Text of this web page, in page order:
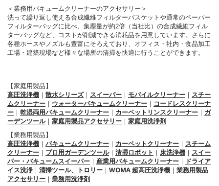
＜業務用バキュームクリーナーのアクセサリー＞
洗って繰り返し使える合成繊維フィルターバスケットや通常のペーパー
フィルターバッグに比べ、集塵量が約2倍（当社比）の合成繊維フィル
ターバッグなど、コストが削減できる消耗品を用意しています。さらに
各種ホースやノズルも豊富にそろえており、オフィス・社内・食品加工
工場・建築現場など様々な場所の清掃を快適に行うことができます。
【家庭用製品】
高圧洗浄機 ｜ 散水シリーズ｜ スイーパー ｜ モバイルクリーナー ｜ スチー
ムクリーナー ｜ ウォーターバキュームクリーナー ｜ コードレスクリーナ
ー ｜ 乾湿両用バキュームクリーナー ｜ カーペットリンスクリーナー ｜ ガ
ーデンツール｜ 家庭用製品アクセサリー ｜ 家庭用洗浄剤
【業務用製品】
高圧洗浄機 ｜ バキュームクリーナー ｜ カーペットクリーナー ｜ スチーム
クリーナー ｜ プロ用ガーデンツール｜ 清掃ロボット ｜ 床洗浄機 ｜ スイー
パー・バキュームスイーパー ｜ 産業用バキュームクリーナー ｜ ドライア
イス洗浄 ｜ 清掃ツール、トロリー ｜ WOMA 超高圧洗浄機 ｜ 業務用製品
アクセサリー ｜ 業務用洗浄剤